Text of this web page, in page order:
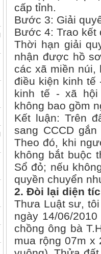
cấp tỉnh.
Bước 3: Giải
Bước 4: Trao kết
Thời hạn giải
nhận được hồ
các xã miền núi,
điều kiện kinh tế
kinh tế - xã hội
không bao gồm
Kết luận: Trên
sang CCCD
Theo đó, khi
không bắt buộc
Sổ đỏ; nếu
quyền chuyển
2. Đòi lại diện
Thưa Luật sư,
ngày 14/06/
chồng ông bà
mua rộng 07m x